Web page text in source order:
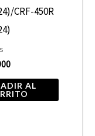
CRF-450R
AL